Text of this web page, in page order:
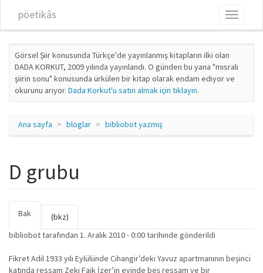
pöetikâs
Toggle
Görsel Şiir konusunda Türkçe'de yayınlanmış kitapların ilki olan
DADA KORKUT, 2009 yılında yayınlandı. O günden bu yana "mısralı
şiirin sonu" konusunda ürkülen bir kitap olarak endam ediyor ve
okurunu arıyor. Dada Korkut'u satın almak için tıklayın.
Ana sayfa bloglar bibliobot yazmış
D grubu
Birincil sekmeler
Bak
sekme)
(bkz)
bibliobottarafından 1. Aralık 2010 - 0:00 tarihinde gönderildi
Fikret Adil 1933 yılı Eylülünde Cihangir’deki Yavuz apartmanının beşinci
katında ressam Zeki Faik İzer’in evinde beş ressam ve bir